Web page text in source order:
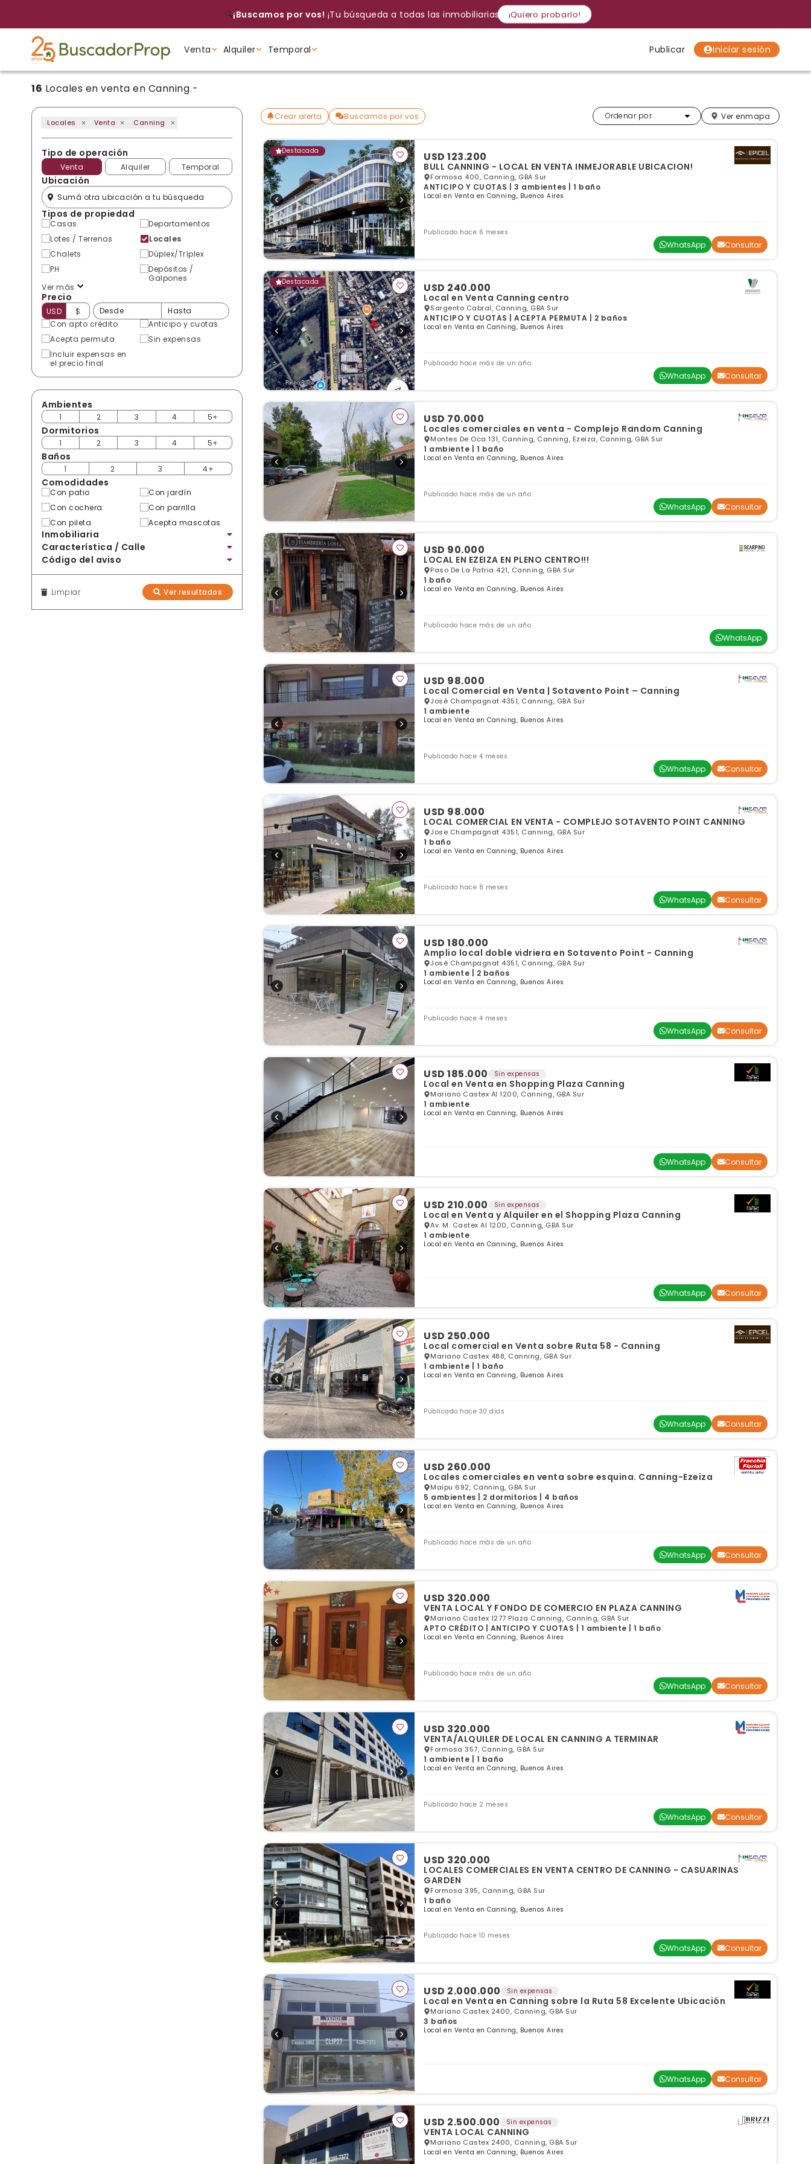
🔍¡Buscamos por vos! ¡Tu búsqueda a todas las inmobiliarias! ¡Quiero probarlo!
Venta
Tipo de propiedad
Alquiler
Tipo de propiedad
Temporal
Tipo de propiedad
Publicar Iniciar sesión
Cancelar Si, eliminar
Gracias
16 Locales en venta en Canning -
Locales Venta Canning
Tipo de operación
Venta Alquiler Temporal
Ubicación
Tipos de propiedad
Casas
Departamentos
Lotes / Terrenos
Locales
Chalets
Dúplex/Tríplex
PH
Depósitos /
Galpones
Ver más
Precio
USD
$
Con apto crédito
Anticipo y cuotas
Acepta permuta
Sin expensas
Incluir expensas en
el precio final
Ambientes
1 2 3 4 5+
Dormitorios
1 2 3 4 5+
Baños
1 2 3 4+
Comodidades
Con patio
Con jardín
Con cochera
Con parrilla
Con pileta
Acepta mascotas
Inmobiliaria
Característica / Calle
Código del aviso
Limpiar Ver resultados
Crear alerta Buscamos por vos Ordenar por
Más relevantes Ver enmapa
Destacada USD 123.200
BULL CANNING - LOCAL EN VENTA INMEJORABLE UBICACION!
Formosa 400, Canning, GBA Sur
ANTICIPO Y CUOTAS | 3 ambientes | 1 baño
Local en Venta en Canning, Buenos Aires
Publicado hace 6 meses
WhatsApp Consultar
Destacada USD 240.000
Local en Venta Canning centro
Sargento Cabral, Canning, GBA Sur
ANTICIPO Y CUOTAS | ACEPTA PERMUTA | 2 baños
Local en Venta en Canning, Buenos Aires
Publicado hace más de un año
WhatsApp Consultar
USD 70.000
Locales comerciales en venta - Complejo Random Canning
Montes De Oca 131, Canning, Canning, Ezeiza, Canning, GBA Sur
1 ambiente | 1 baño
Local en Venta en Canning, Buenos Aires
Publicado hace más de un año
WhatsApp Consultar
USD 90.000
LOCAL EN EZEIZA EN PLENO CENTRO!!!
Paso De La Patria 421, Canning, GBA Sur
1 baño
Local en Venta en Canning, Buenos Aires
Publicado hace más de un año
WhatsApp
USD 98.000
Local Comercial en Venta | Sotavento Point – Canning
José Champagnat 4351, Canning, GBA Sur
1 ambiente
Local en Venta en Canning, Buenos Aires
Publicado hace 4 meses
WhatsApp Consultar
USD 98.000
LOCAL COMERCIAL EN VENTA - COMPLEJO SOTAVENTO POINT CANNING
Jose Champagnat 4351, Canning, GBA Sur
1 baño
Local en Venta en Canning, Buenos Aires
Publicado hace 8 meses
WhatsApp Consultar
USD 180.000
Amplio local doble vidriera en Sotavento Point - Canning
José Champagnat 4351, Canning, GBA Sur
1 ambiente | 2 baños
Local en Venta en Canning, Buenos Aires
Publicado hace 4 meses
WhatsApp Consultar
USD 185.000 Sin expensas
Local en Venta en Shopping Plaza Canning
Mariano Castex Al 1200, Canning, GBA Sur
1 ambiente
Local en Venta en Canning, Buenos Aires
WhatsApp Consultar
USD 210.000 Sin expensas
Local en Venta y Alquiler en el Shopping Plaza Canning
Av. M. Castex Al 1200, Canning, GBA Sur
1 ambiente
Local en Venta en Canning, Buenos Aires
WhatsApp Consultar
USD 250.000
Local comercial en Venta sobre Ruta 58 - Canning
Mariano Castex 488, Canning, GBA Sur
1 ambiente | 1 baño
Local en Venta en Canning, Buenos Aires
Publicado hace 30 días
WhatsApp Consultar
USD 260.000
Locales comerciales en venta sobre esquina. Canning-Ezeiza
Maipu 692, Canning, GBA Sur
5 ambientes | 2 dormitorios | 4 baños
Local en Venta en Canning, Buenos Aires
Publicado hace más de un año
WhatsApp Consultar
USD 320.000
VENTA LOCAL Y FONDO DE COMERCIO EN PLAZA CANNING
Mariano Castex 1277 Plaza Canning, Canning, GBA Sur
APTO CRÉDITO | ANTICIPO Y CUOTAS | 1 ambiente | 1 baño
Local en Venta en Canning, Buenos Aires
Publicado hace más de un año
WhatsApp Consultar
USD 320.000
VENTA/ALQUILER DE LOCAL EN CANNING A TERMINAR
Formosa 357, Canning, GBA Sur
1 ambiente | 1 baño
Local en Venta en Canning, Buenos Aires
Publicado hace 2 meses
WhatsApp Consultar
USD 320.000
LOCALES COMERCIALES EN VENTA CENTRO DE CANNING - CASUARINAS
GARDEN
Formosa 395, Canning, GBA Sur
1 baño
Local en Venta en Canning, Buenos Aires
Publicado hace 10 meses
WhatsApp Consultar
USD 2.000.000 Sin expensas
Local en Venta en Canning sobre la Ruta 58 Excelente Ubicación
Mariano Castex 2400, Canning, GBA Sur
3 baños
Local en Venta en Canning, Buenos Aires
WhatsApp Consultar
USD 2.500.000 Sin expensas
VENTA LOCAL CANNING
Mariano Castex 2400, Canning, GBA Sur
Local en Venta en Canning, Buenos Aires